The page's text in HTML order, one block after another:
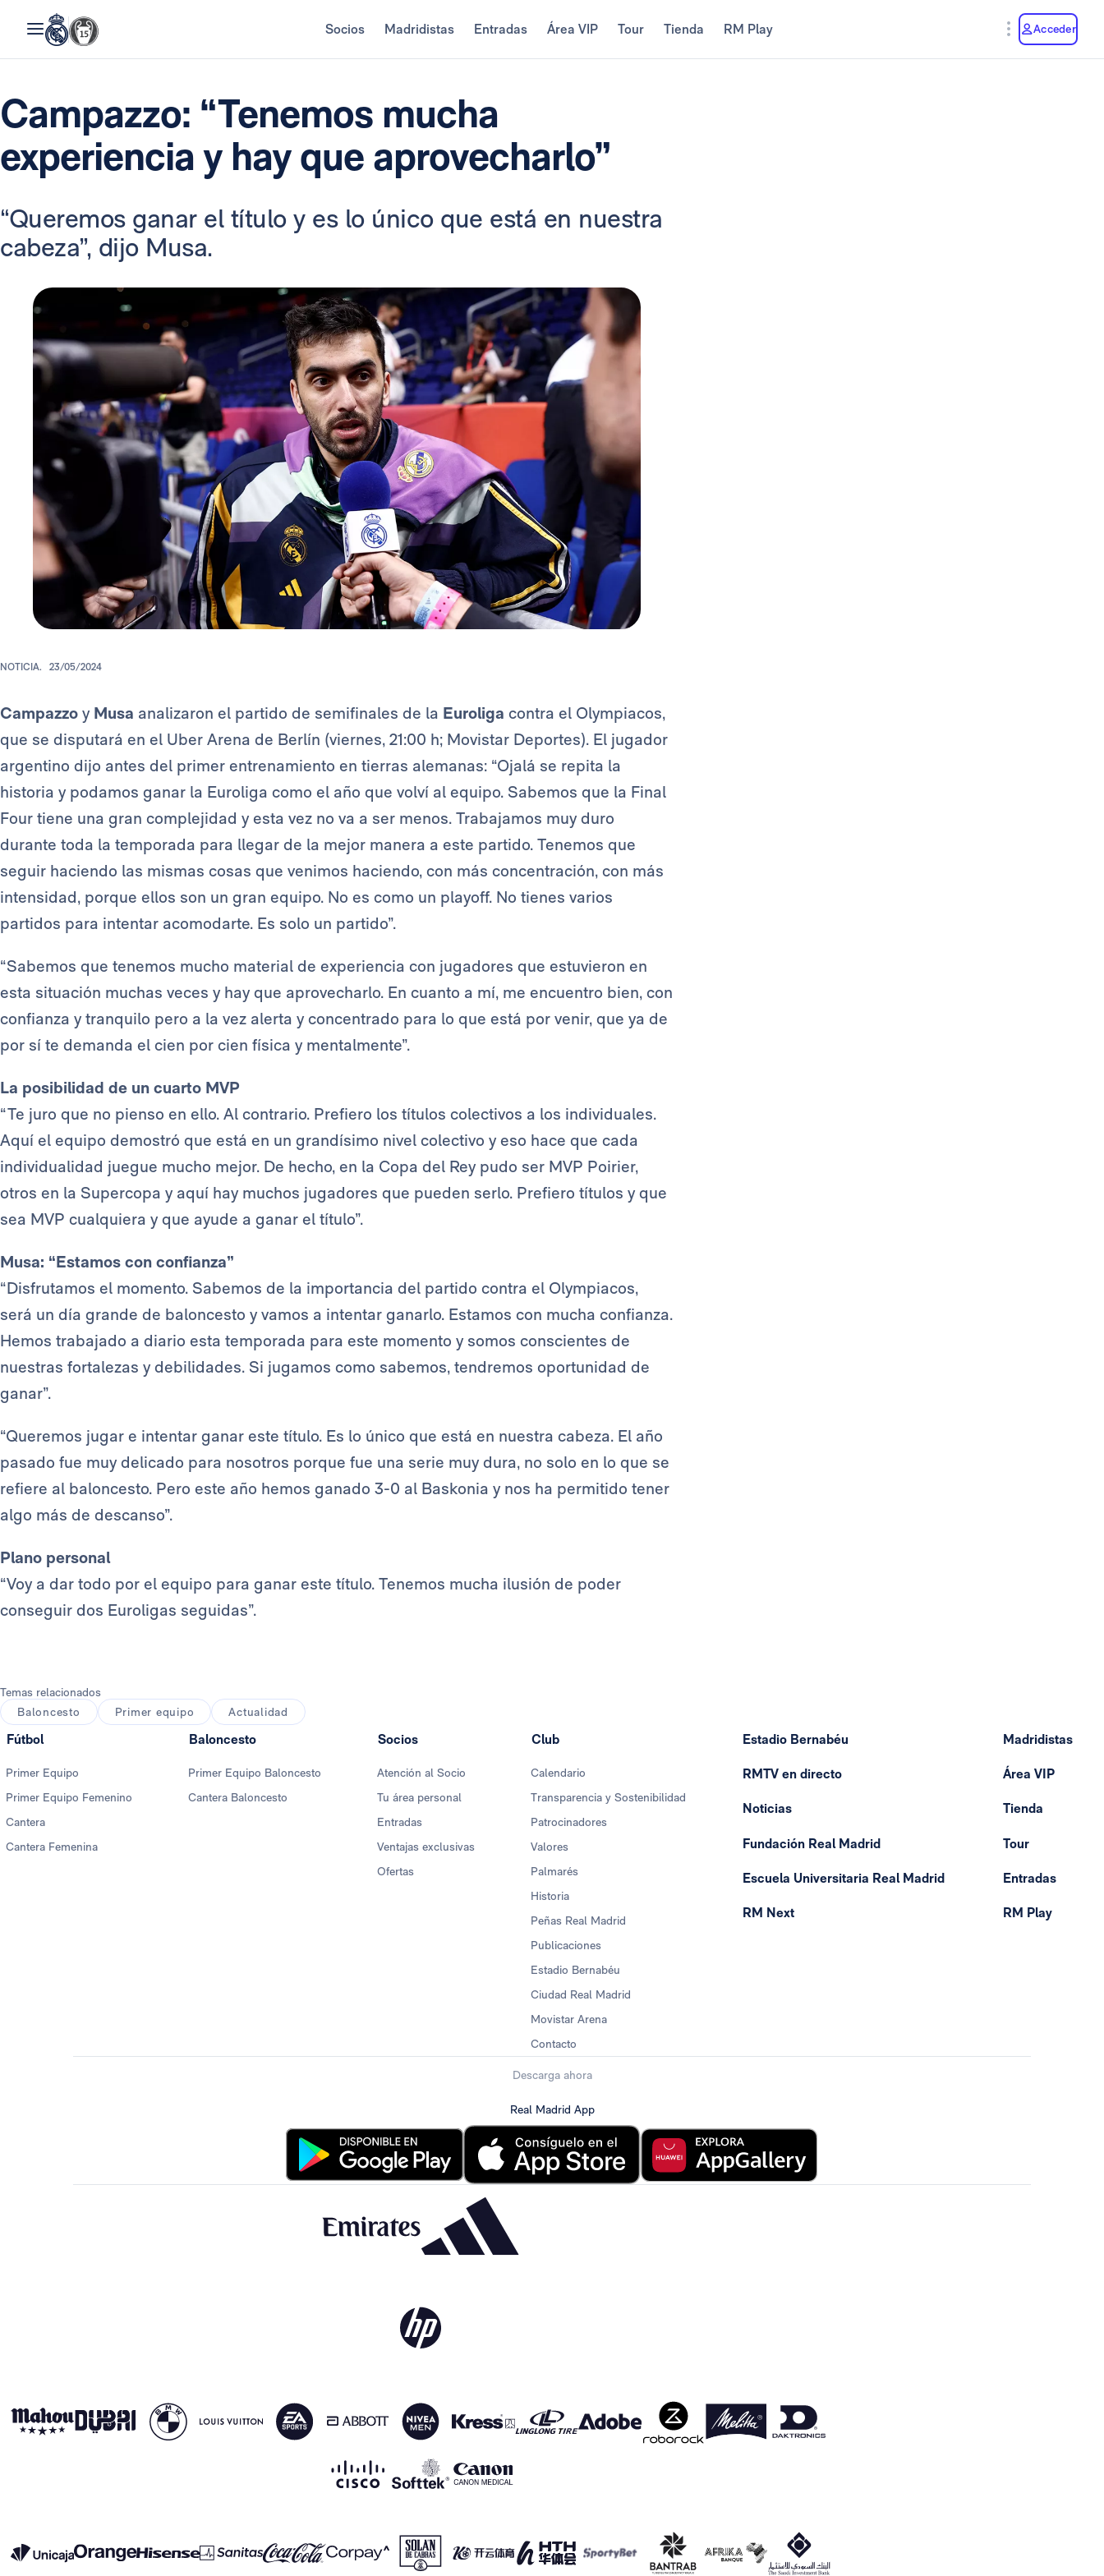
Socios Madridistas Entradas Área VIP Tour Tienda RM Play Acceder
Campazzo: “Tenemos mucha
experiencia y hay que aprovecharlo”
“Queremos ganar el título y es lo único que está en nuestra
cabeza”, dijo Musa.
NOTICIA. 23/05/2024
Campazzo y Musa analizaron el partido de semifinales de la Euroliga contra el Olympiacos,
que se disputará en el Uber Arena de Berlín (viernes, 21:00 h; Movistar Deportes). El jugador
argentino dijo antes del primer entrenamiento en tierras alemanas: “Ojalá se repita la
historia y podamos ganar la Euroliga como el año que volví al equipo. Sabemos que la Final
Four tiene una gran complejidad y esta vez no va a ser menos. Trabajamos muy duro
durante toda la temporada para llegar de la mejor manera a este partido. Tenemos que
seguir haciendo las mismas cosas que venimos haciendo, con más concentración, con más
intensidad, porque ellos son un gran equipo. No es como un playoff. No tienes varios
partidos para intentar acomodarte. Es solo un partido”.
“Sabemos que tenemos mucho material de experiencia con jugadores que estuvieron en
esta situación muchas veces y hay que aprovecharlo. En cuanto a mí, me encuentro bien, con
confianza y tranquilo pero a la vez alerta y concentrado para lo que está por venir, que ya de
por sí te demanda el cien por cien física y mentalmente”.
La posibilidad de un cuarto MVP
“Te juro que no pienso en ello. Al contrario. Prefiero los títulos colectivos a los individuales.
Aquí el equipo demostró que está en un grandísimo nivel colectivo y eso hace que cada
individualidad juegue mucho mejor. De hecho, en la Copa del Rey pudo ser MVP Poirier,
otros en la Supercopa y aquí hay muchos jugadores que pueden serlo. Prefiero títulos y que
sea MVP cualquiera y que ayude a ganar el título”.
Musa: “Estamos con confianza”
“Disfrutamos el momento. Sabemos de la importancia del partido contra el Olympiacos,
será un día grande de baloncesto y vamos a intentar ganarlo. Estamos con mucha confianza.
Hemos trabajado a diario esta temporada para este momento y somos conscientes de
nuestras fortalezas y debilidades. Si jugamos como sabemos, tendremos oportunidad de
ganar”.
“Queremos jugar e intentar ganar este título. Es lo único que está en nuestra cabeza. El año
pasado fue muy delicado para nosotros porque fue una serie muy dura, no solo en lo que se
refiere al baloncesto. Pero este año hemos ganado 3-0 al Baskonia y nos ha permitido tener
algo más de descanso”.
Plano personal
“Voy a dar todo por el equipo para ganar este título. Tenemos mucha ilusión de poder
conseguir dos Euroligas seguidas”.
Temas relacionados
Baloncesto
Primer equipo Actualidad
Fútbol
Primer Equipo
Primer Equipo Femenino
Cantera
Cantera Femenina
Baloncesto
Primer Equipo Baloncesto
Cantera Baloncesto
Socios
Atención al Socio
Tu área personal
Entradas
Ventajas exclusivas
Ofertas
Club
Calendario
Transparencia y Sostenibilidad
Patrocinadores
Valores
Palmarés
Historia
Peñas Real Madrid
Publicaciones
Estadio Bernabéu
Ciudad Real Madrid
Movistar Arena
Contacto
Estadio Bernabéu
RMTV en directo
Noticias
Fundación Real Madrid
Escuela Universitaria Real Madrid
RM Next
Madridistas
Área VIP
Tienda
Tour
Entradas
RM Play
Descarga ahora
Real Madrid App